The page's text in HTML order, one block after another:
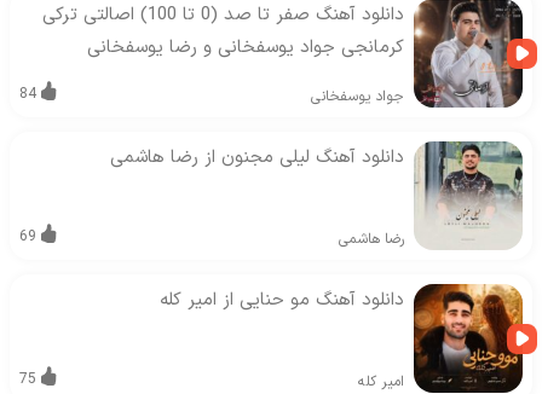
دانلود آهنگ صفر تا صد (0 تا 100) اصالتی ترکی
کرمانجی جواد یوسفخانی و رضا یوسفخانی
جواد یوسفخانی 84
دانلود آهنگ لیلی مجنون از رضا هاشمی
رضا هاشمی 69
دانلود آهنگ مو حنایی از امیر کله
امیر کله 75